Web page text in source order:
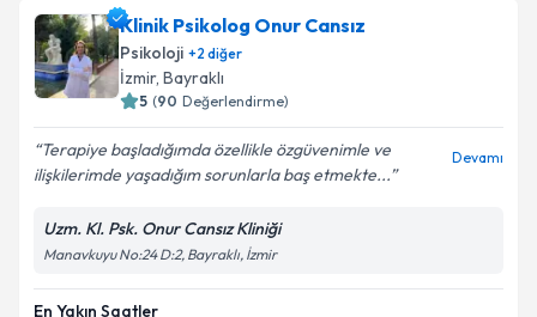
Klinik Psikolog Onur Cansız
Psikoloji +2 diğer
İzmir, Bayraklı
5 (90 Değerlendirme)
Terapiye başladığımda özellikle özgüvenimle ve
ilişkilerimde yaşadığım sorunlarla baş etmekte...
Devamı
Uzm. Kl. Psk. Onur Cansız Kliniği
Manavkuyu No:24 D:2, Bayraklı, İzmir
En Yakın Saatler